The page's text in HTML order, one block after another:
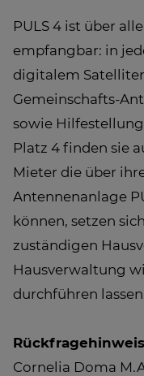
PULS 4 ist über
empfangbar: in
digitalem
Gemeinschafts-
sowie
Platz 4 finden sie
Mieter die über
Antennenanlage
können, setzen
zuständigen
Hausverwaltung
durchführen
Cornelia Doma